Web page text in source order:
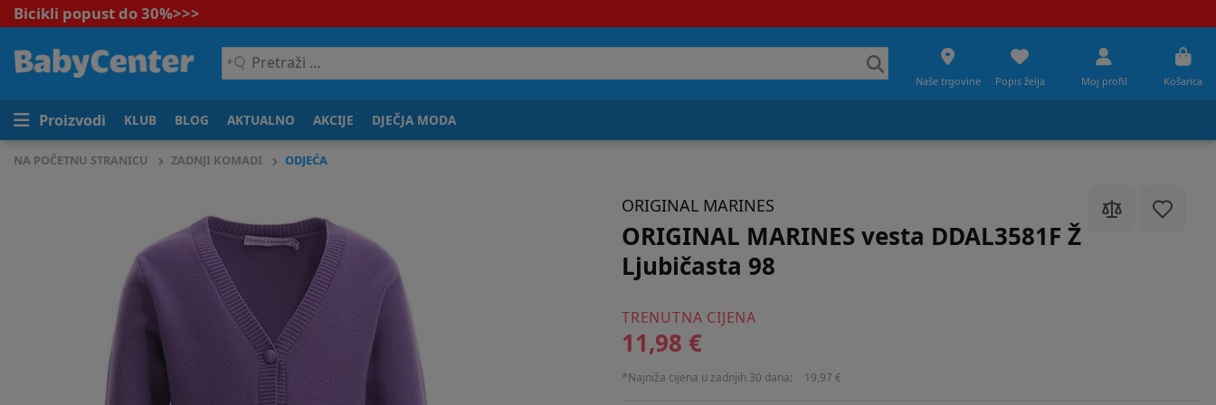
Bicikli popust do 30%>>>
Pretraži
...
Naše trgovine Popis želja Moj profil Košarica
Proizvodi KLUB BLOG AKTUALNO AKCIJE DJEČJA MODA
NA POČETNU STRANICU ZADNJI KOMADI ODJEĆA
ORIGINAL MARINES
ORIGINAL MARINES vesta DDAL3581F Ž
Ljubičasta 98
TRENUTNA CIJENA
11,98 €
*Najniža cijena u zadnjih 30 dana: 19,97 €